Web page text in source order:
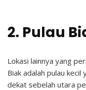
2. Pulau
Lokasi lainnya yang
Biak adalah pulau
dekat sebelah utara